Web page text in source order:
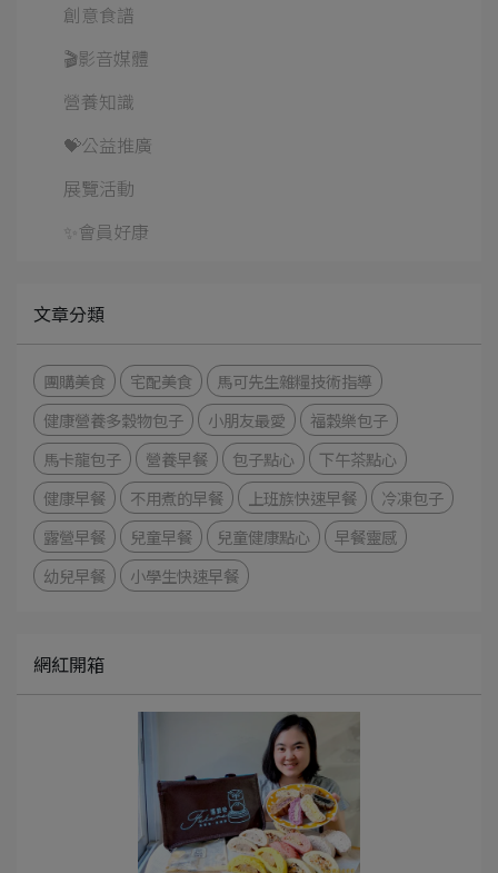
創意食譜
🎬影音媒體
營養知識
💝公益推廣
展覽活動
✨會員好康
文章分類
團購美食 宅配美食
馬可先生雜糧技術指導
健康營養多穀物包子
小朋友最愛
福穀樂包子
馬卡龍包子
營養早餐 包子點心
下午茶點心
健康早餐
不用煮的早餐 上班族快速早餐
冷凍包子
露營早餐
兒童早餐 兒童健康點心
早餐靈感
幼兒早餐
小學生快速早餐
網紅開箱